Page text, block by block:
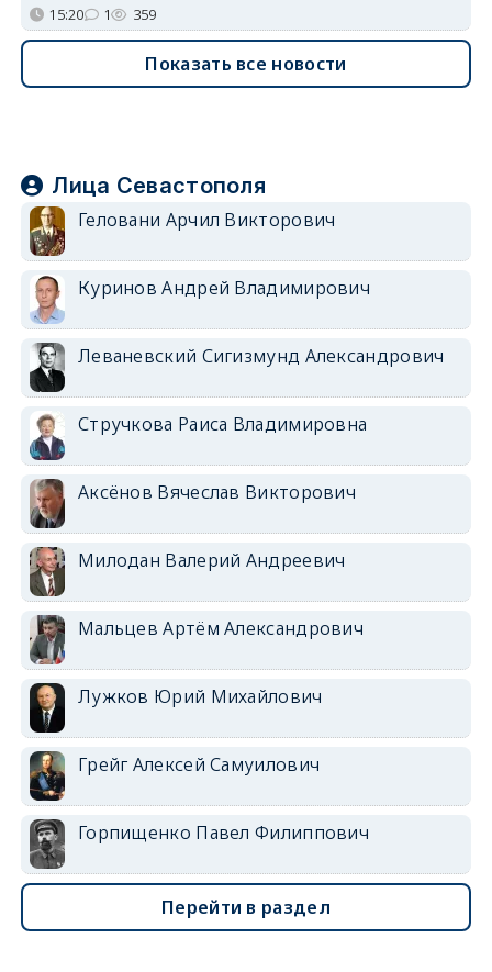
15:20 1 359
Показать все новости
Лица Севастополя
Геловани Арчил Викторович
Куринов Андрей Владимирович
Леваневский Сигизмунд Александрович
Стручкова Раиса Владимировна
Аксёнов Вячеслав Викторович
Милодан Валерий Андреевич
Мальцев Артём Александрович
Лужков Юрий Михайлович
Грейг Алексей Самуилович
Горпищенко Павел Филиппович
Перейти в раздел